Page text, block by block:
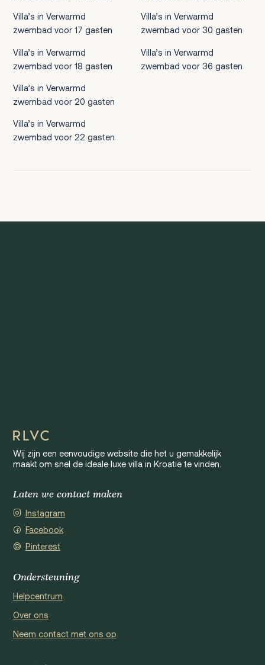
Villa’s in Verwarmd
zwembad voor 17 gasten
Villa’s in Verwarmd
zwembad voor 18 gasten
Villa’s in Verwarmd
zwembad voor 20 gasten
Villa’s in Verwarmd
zwembad voor 22 gasten
Villa’s in Verwarmd
zwembad voor 30 gasten
Villa’s in Verwarmd
zwembad voor 36 gasten
Wij zijn een eenvoudige website die het u gemakkelijk
maakt om snel de ideale luxe villa in Kroatië te vinden.
Laten we contact maken
Instagram
Facebook
Pinterest
Ondersteuning
Helpcentrum
Over ons
Neem contact met ons op